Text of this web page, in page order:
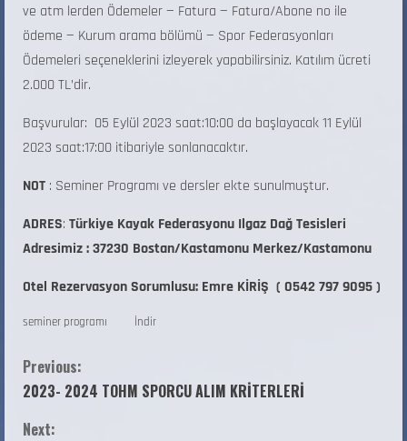
ve atm lerden Ödemeler — Fatura — Fatura/Abone no ile
ödeme — Kurum arama bölümü — Spor Federasyonları
Ödemeleri seçeneklerini izleyerek yapabilirsiniz. Katılım ücreti
2.000 TL’dir.
Başvurular: 05 Eylül 2023 saat:10:00 da başlayacak 11 Eylül
2023 saat:17:00 itibariyle sonlanacaktır.
NOT : Seminer Programı ve dersler ekte sunulmuştur.
ADRES: Türkiye Kayak Federasyonu Ilgaz Dağ Tesisleri
Adresimiz : 37230 Bostan/Kastamonu Merkez/Kastamonu
Otel Rezervasyon Sorumlusu: Emre KİRİŞ ( 0542 797 9095 )
seminer programı İndir
Previous:
2023- 2024 TOHM SPORCU ALIM KRİTERLERİ
Next: